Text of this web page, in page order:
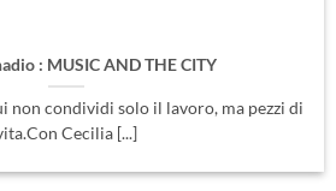
: MUSIC AND THE CITY
non condividi solo il lavoro, ma pezzi di
Cecilia [...]